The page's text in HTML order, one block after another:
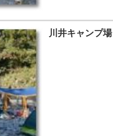
川井キャンプ場